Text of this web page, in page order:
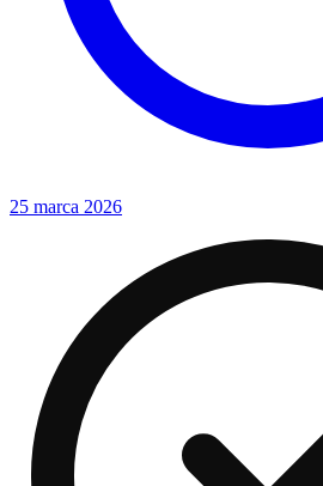
25 marca 2026